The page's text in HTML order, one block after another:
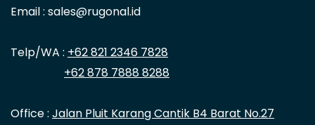
Email : sales@rugonal.id
Telp/WA : +62 821 2346 7828
+62 878 7888 8288
Office : Jalan Pluit Karang Cantik B4 Barat No.27